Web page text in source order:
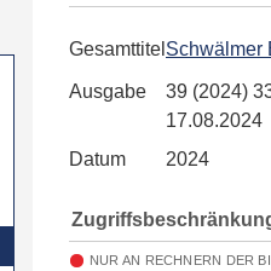
Gesamttitel Schwälmer
Ausgabe
39 (2024)
17.08.2024
Datum
2024
NUR AN RECHNERN DER